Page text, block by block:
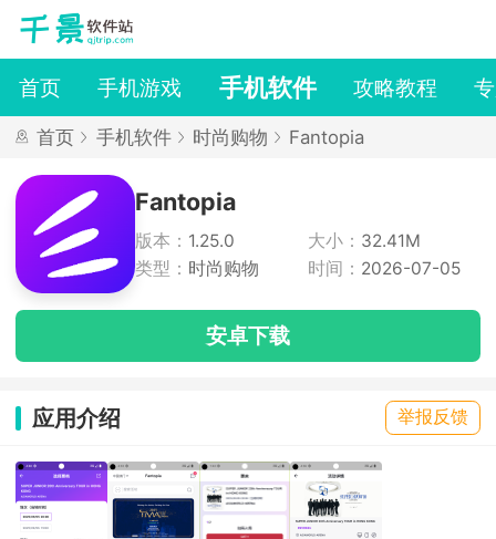
首页 手机游戏 手机软件 攻略教程
首页 手机软件 时尚购物 Fantopia
Fantopia
版本： 1.25.0 大小： 32.41M
类型： 时尚购物 时间： 2026-07-05
安卓下载
应用介绍 举报反馈